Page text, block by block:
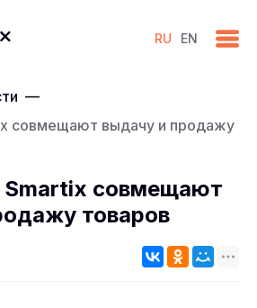
RU EN
—
совмещают выдачу и продажу
совмещают
товаров